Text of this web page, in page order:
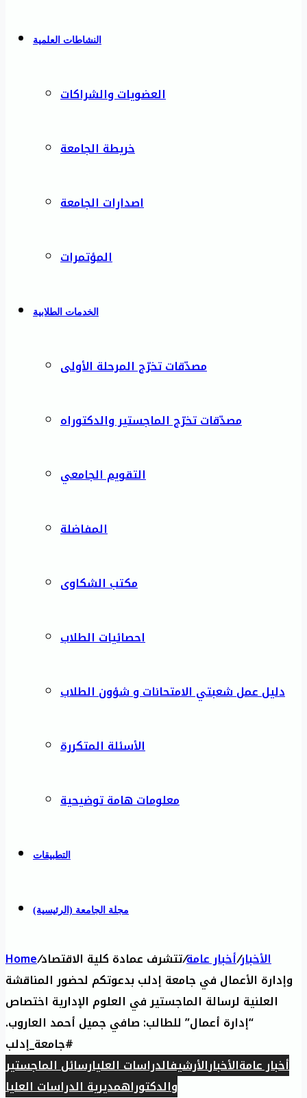
النشاطات العلمية
العضويات والشراكات
خريطة الجامعة
اصدارات الجامعة
المؤتمرات
الخدمات الطلابية
مصدّقات تخرّج المرحلة الأولى
مصدّقات تخرّج الماجستير والدكتوراه
التقويم الجامعي
المفاضلة
مكتب الشكاوى
احصائيات الطلاب
دليل عمل شعبتي الامتحانات و شؤون الطلاب
الأسئلة المتكررة
معلومات هامة توضيحية
التطبيقات
مجلة الجامعة (الرئيسية)
Home/ الأخبار/أخبار عامة/تتشرف عمادة كلية الاقتصاد
وإدارة الأعمال في جامعة إدلب بدعوتكم لحضور المناقشة
العلنية لرسالة الماجستير في العلوم الإدارية اختصاص
“إدارة أعمال” للطالب: صافي جميل أحمد العاروب.
#جامعة_إدلب
أخبار عامةالأخبارالأرشيفالدراسات العليارسائل الماجستير
والدكتوراهمديرية الدراسات العليا